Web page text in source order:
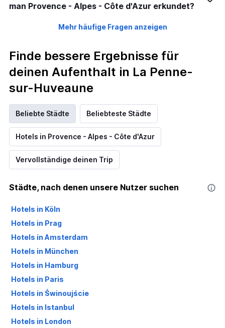
man Provence - Alpes - Côte d'Azur erkundet?
Mehr häufige Fragen anzeigen
Finde bessere Ergebnisse für
deinen Aufenthalt in La Penne-
sur-Huveaune
Beliebte Städte Beliebteste Städte
Hotels in Provence - Alpes - Côte d'Azur
Vervollständige deinen Trip
Städte, nach denen unsere Nutzer suchen
Hotels in Köln
Hotels in Prag
Hotels in Amsterdam
Hotels in München
Hotels in Hamburg
Hotels in Paris
Hotels in Świnoujście
Hotels in Istanbul
Hotels in London